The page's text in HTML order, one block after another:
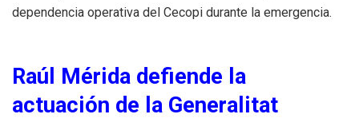
dependencia operativa del Cecopi durante la emergencia.
Raúl Mérida defiende la
actuación de la Generalitat